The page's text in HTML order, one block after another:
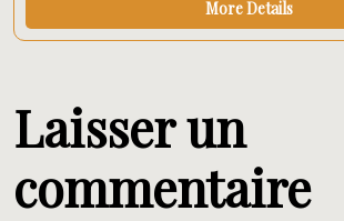
More Details
Laisser un
commentaire